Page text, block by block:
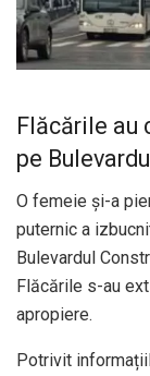
Flăcările au
pe
O femeie și-a
puternic a
Bulevardul
Flăcările s-au
apropiere.
Potrivit